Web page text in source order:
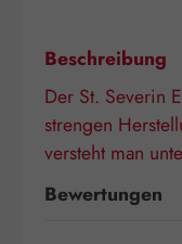
Beschreibung
Der St. Severin
strengen
versteht man
Bewertungen